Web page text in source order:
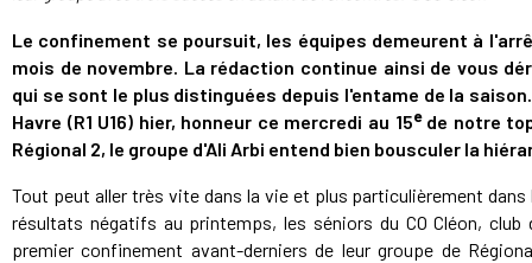
Le confinement se poursuit, les équipes demeurent à
mois de novembre. La rédaction continue ainsi de vous
qui se sont le plus distinguées depuis l'entame de la saison.
Havre (R1 U16) hier, honneur ce mercredi au 15ede notre
Régional 2, le groupe d'Ali Arbi entend bien bousculer la
Tout peut aller très vite dans la vie et plus particulièrement
résultats négatifs au printemps, les séniors du CO Cléon,
premier confinement avant-derniers de leur groupe de